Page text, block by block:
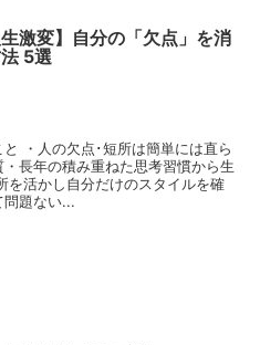
生激変】自分の「欠点」を消
5選
・人の欠点･短所は簡単には直ら
長年の積み重ねた思考習慣から生
を活かし自分だけのスタイルを確
題ない...